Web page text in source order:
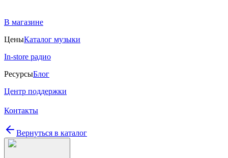
В магазине
ЦеныКаталог музыки
In-store радио
РесурсыБлог
Центр поддержки
Контакты
Вернуться в каталог